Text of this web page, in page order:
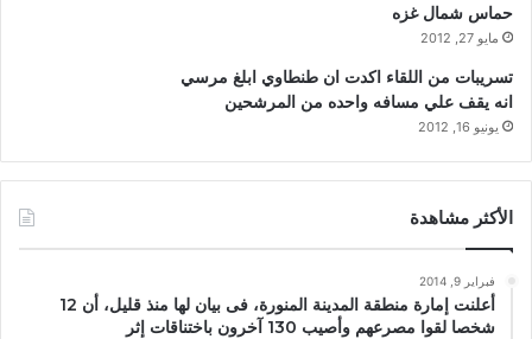
حماس شمال غزه
مايو 27, 2012
تسريبات من اللقاء اكدت ان طنطاوي ابلغ مرسي
انه يقف علي مسافه واحده من المرشحين
يونيو 16, 2012
الأكثر مشاهدة
فبراير 9, 2014
أعلنت إمارة منطقة المدينة المنورة، فى بيان لها منذ قليل، أن 12
شخصا لقوا مصرعهم وأصيب 130 آخرون باختناقات إثر